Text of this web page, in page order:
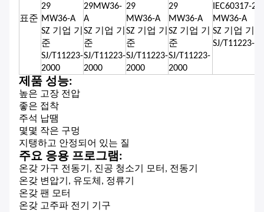
표준
29
MW36-A
SZ 기업 기
준
SJ/T11223-
2000
29MW36-
A
SZ 기업 기
준
SJ/T11223-
2000
29
MW36-A
SZ 기업 기
준
SJ/T11223-
2000
29
MW36-A
SZ 기업 기
준
SJ/T11223-
2000
IEC60317-29
MW36-A
SZ 기업 기준
SJ/T11223-
제품 성능:
높은 고장 전압
좋은 접착
주석 납땜
몇몇 작은 구멍
지탱하고 안정되어 있는 질
주요 응용 프로그램:
온갖 가구 전동기, 진공 청소기 모터, 전동기
온갖 변압기, 유도체, 정류기
온갖 팬 모터
온갖 고주파 전기 기구